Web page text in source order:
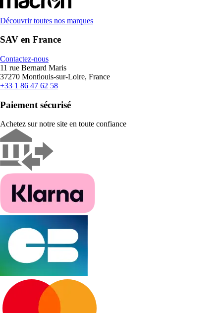
Découvrir toutes nos marques
SAV en France
Contactez-nous
11 rue Bernard Maris
37270 Montlouis-sur-Loire, France
+33 1 86 47 62 58
Paiement sécurisé
Achetez sur notre site en toute confiance